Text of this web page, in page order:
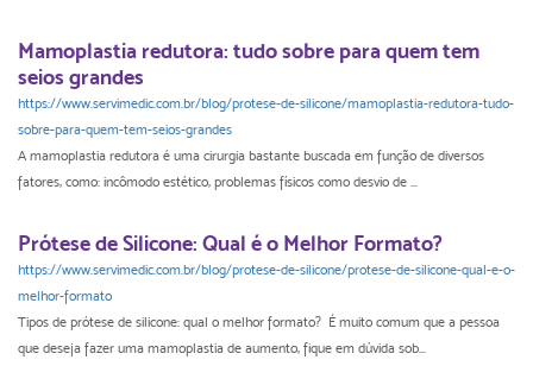
Mamoplastia redutora: tudo sobre para quem tem
seios grandes
https://www.servimedic.com.br/blog/protese-de-silicone/mamoplastia-redutora-tudo-
sobre-para-quem-tem-seios-grandes
A mamoplastia redutora é uma cirurgia bastante buscada em função de diversos
fatores, como: incômodo estético, problemas físicos como desvio de ...
Prótese de Silicone: Qual é o Melhor Formato?
https://www.servimedic.com.br/blog/protese-de-silicone/protese-de-silicone-qual-e-o-
melhor-formato
Tipos de prótese de silicone: qual o melhor formato? É muito comum que a pessoa
que deseja fazer uma mamoplastia de aumento, fique em dúvida sob...